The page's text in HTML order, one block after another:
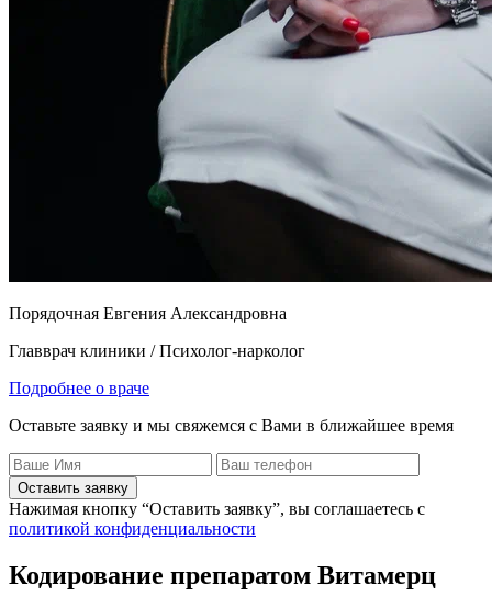
Порядочная Евгения Александровна
Главврач клиники / Психолог-нарколог
Подробнее о враче
Оставьте заявку и мы свяжемся с Вами в ближайшее время
Оставить заявку
Нажимая кнопку “Оставить заявку”, вы соглашаетесь с
политикой конфиденциальности
Кодирование препаратом Витамерц